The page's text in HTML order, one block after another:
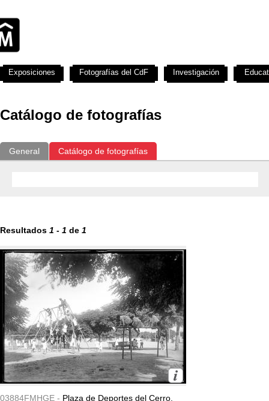
Catálogo de fotografías
General Catálogo de fotografías
Resultados 1 - 1 de 1
03884FMHGE - Plaza de Deportes del Cerro.
Exposiciones Fotografías del CdF Investigación